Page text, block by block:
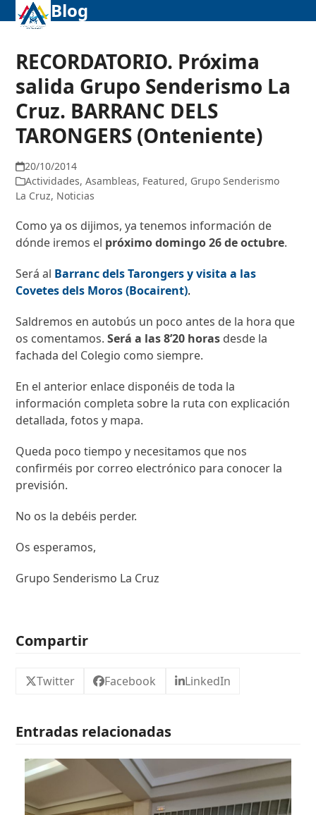
to
Abrir
menú
móvil
Cerrar
menú
móvil
Blog
RECORDATORIO. Próxima
salida Grupo Senderismo La
Cruz. BARRANC DELS
TARONGERS (Onteniente)
20/10/2014
Actividades,Asambleas, Featured, Grupo Senderismo
La Cruz, Noticias
Como ya os dijimos, ya tenemos información de
dónde iremos el próximo domingo 26 de octubre.
Será al Barranc dels Tarongers y visita a las
Covetes dels Moros (Bocairent).
Saldremos en autobús un poco antes de la hora que
os comentamos.Será a las 8’20 horas desde la
fachada del Colegio como siempre.
En el anterior enlace disponéis de toda la
información completa sobre la ruta con explicación
detallada, fotos y mapa.
Queda poco tiempo y necesitamos que nos
confirméis por correo electrónico para conocer la
previsión.
No os la debéis perder.
Os esperamos,
Grupo Senderismo La Cruz
Compartir
Twitter Facebook LinkedIn
Entradas relacionadas